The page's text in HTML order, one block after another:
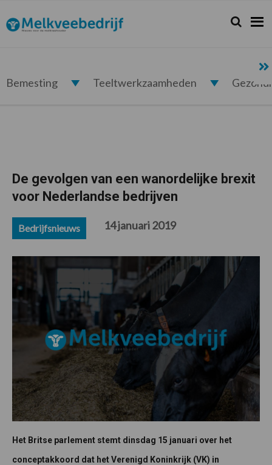
de
hoofdnavigatie
de
hoofd
de
eerste
de
voettekst
Melkveebedrijf.nl Zoeken...
Zoek
Bemesting Teeltwerkzaamheden
De gevolgen van een wanordelijke brexit
voor Nederlandse bedrijven
Bedrijfsnieuws 14 januari 2019
Het Britse parlement stemt dinsdag 15 januari over het
conceptakkoord dat het Verenigd Koninkrijk (VK) in